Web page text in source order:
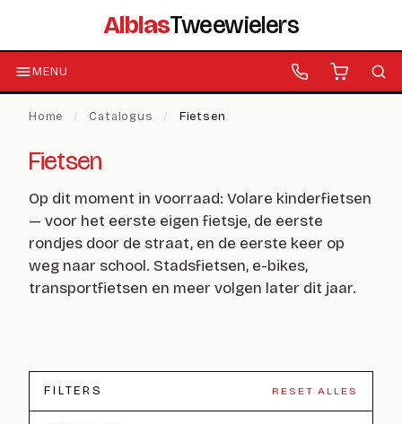
AlblasTweewielers
MENU
Home / Catalogus / Fietsen
Fietsen
Op dit moment in voorraad: Volare kinderfietsen
— voor het eerste eigen fietsje, de eerste
rondjes door de straat, en de eerste keer op
weg naar school. Stadsfietsen, e-bikes,
transportfietsen en meer volgen later dit jaar.
FILTERS RESET ALLES